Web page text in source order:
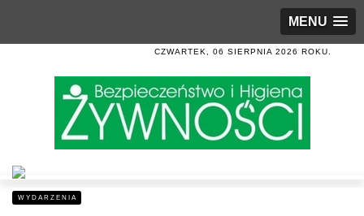
MENU
CZWARTEK, 06 SIERPNIA 2026 ROKU.
WYDARZENIA